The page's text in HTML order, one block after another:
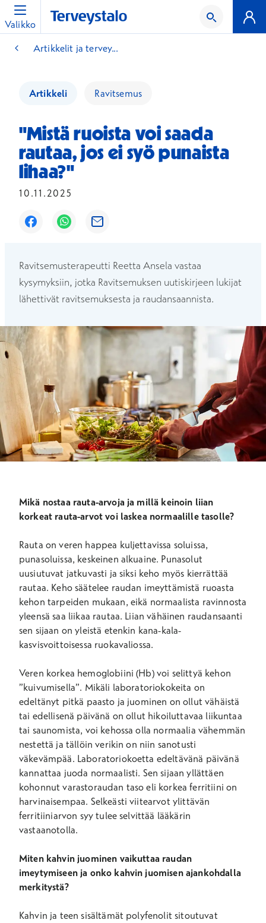
Valikko
Artikkelit ja tervey...
Artikkeli Ravitsemus
"Mistä ruoista voi saada
rautaa, jos ei syö punaista
lihaa?"
10.11.2025
Avautuu uuteen ikkunaan
Avautuu uuteen ikkunaan
Avautuu uuteen ikkunaan
Ravitsemusterapeutti ​Reetta Ansela​ vastaa
kysymyksiin, jotka Ravitsemuksen uutiskirjeen lukijat
lähettivät ravitsemuksesta ja raudansaannista.
Mikä nostaa rauta-arvoja ja millä keinoin liian
korkeat rauta-arvot voi laskea normaalille tasolle?
Rauta on veren happea kuljettavissa soluissa,
punasoluissa, keskeinen alkuaine. Punasolut
uusiutuvat jatkuvasti ja siksi keho myös kierrättää
rautaa. Keho säätelee raudan imeyttämistä ruoasta
kehon tarpeiden mukaan, eikä normaalista ravinnosta
yleensä saa liikaa rautaa. Liian vähäinen raudansaanti
sen sijaan on yleistä etenkin kana-kala-
kasvisvoittoisessa ruokavaliossa.
Veren korkea hemoglobiini (Hb) voi selittyä kehon
”kuivumisella”. Mikäli laboratoriokokeita on
edeltänyt pitkä paasto ja juominen on ollut vähäistä
tai edellisenä päivänä on ollut hikoiluttavaa liikuntaa
tai saunomista, voi kehossa olla normaalia vähemmän
nestettä ja tällöin verikin on niin sanotusti
väkevämpää. Laboratoriokoetta edeltävänä päivänä
kannattaa juoda normaalisti. Sen sijaan yllättäen
kohonnut varastoraudan taso eli korkea ferritiini on
harvinaisempaa. Selkeästi viitearvot ylittävän
ferritiiniarvon syy tulee selvittää lääkärin
vastaanotolla.
Miten kahvin juominen vaikuttaa raudan
imeytymiseen ja onko kahvin juomisen ajankohdalla
merkitystä?
Kahvin ja teen sisältämät polyfenolit sitoutuvat